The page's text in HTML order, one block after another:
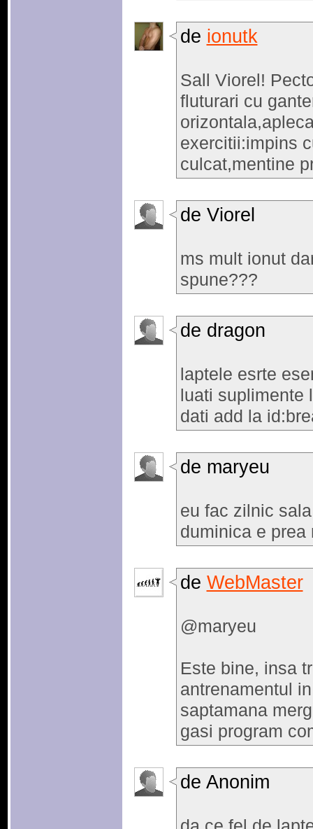
de ionutk
Sall Viorel!
fluturari cu
exercitii:impins
culcat,mentine
de Viorel
ms mult ionut
spune???
de dragon
laptele esrte
luati suplimente
dati add la
de maryeu
eu fac zilnic
duminica e prea
de WebMaster
@maryeu
Este bine, insa
antrenamentul
saptamana
gasi program
de Anonim